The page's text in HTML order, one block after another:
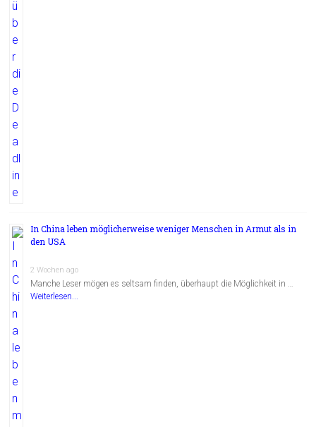
In China leben möglicherweise weniger Menschen in Armut als in
den USA
2 Wochen ago
Manche Leser mögen es seltsam finden, überhaupt die Möglichkeit in …
Weiterlesen...